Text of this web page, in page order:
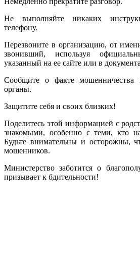
Не выполняйте никаких
телефону.
Перезвоните в организацию, от
звонивший, используя
указанный на ее сайте или в
Сообщите о факте мошенничества
органы.
Защитите себя и своих близких!
Поделитесь этой информацией с
знакомыми, особенно с теми, кто
Будьте внимательны и осторожны,
мошенников.
Министерство заботится о
призывает к бдительности!